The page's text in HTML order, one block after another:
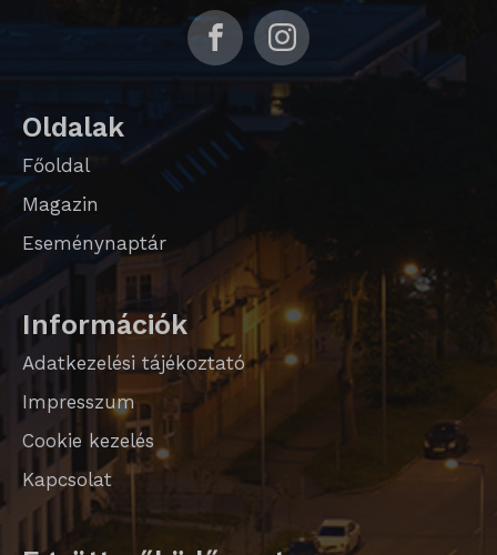
Oldalak
Főoldal
Magazin
Eseménynaptár
Információk
Adatkezelési tájékoztató
Impresszum
Cookie kezelés
Kapcsolat